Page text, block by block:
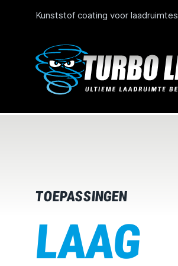
Kunststof coating voor laadruimtes
TOEPASSINGEN
LAAG